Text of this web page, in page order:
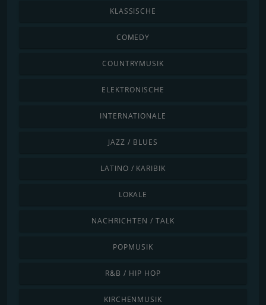
KLASSISCHE
COMEDY
COUNTRYMUSIK
ELEKTRONISCHE
INTERNATIONALE
JAZZ / BLUES
LATINO / KARIBIK
LOKALE
NACHRICHTEN / TALK
POPMUSIK
R&B / HIP HOP
KIRCHENMUSIK